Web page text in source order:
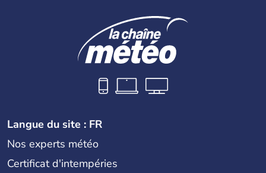
Alpes jusqu’à l’Adriatique. Sa capitale est
devenue très touristique depuis une quinzaine d’années,
les villes les plus visitées s’appellent
Plus de neuf millions de personnes transitent chaque
année par le pays.
Langue du site : FR
Nos experts météo
Certificat d'intempéries